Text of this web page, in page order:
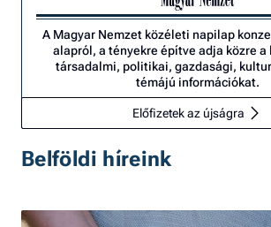
A Magyar Nemzet közéleti napilap
alapról, a tényekre építve adja közre a
társadalmi, politikai, gazdasági,
témájú információkat.
Előfizetek az újságra
Belföldi híreink